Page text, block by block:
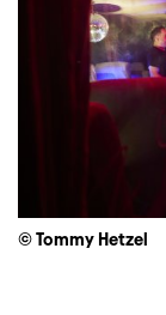
© Tommy Hetzel